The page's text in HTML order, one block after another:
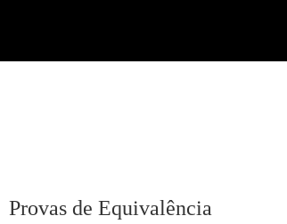
Provas de Equivalência